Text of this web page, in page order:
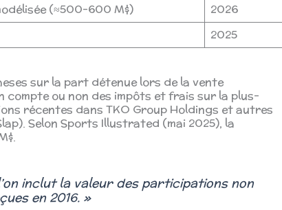
(≈500–600 M$)
2026
2025
sur la part détenue lors de la vente
compte ou non des impôts et frais sur la plus-
récentes dans TKO Group Holdings et autres
Selon Sports Illustrated (mai 2025), la
inclut la valeur des participations non
en 2016. »